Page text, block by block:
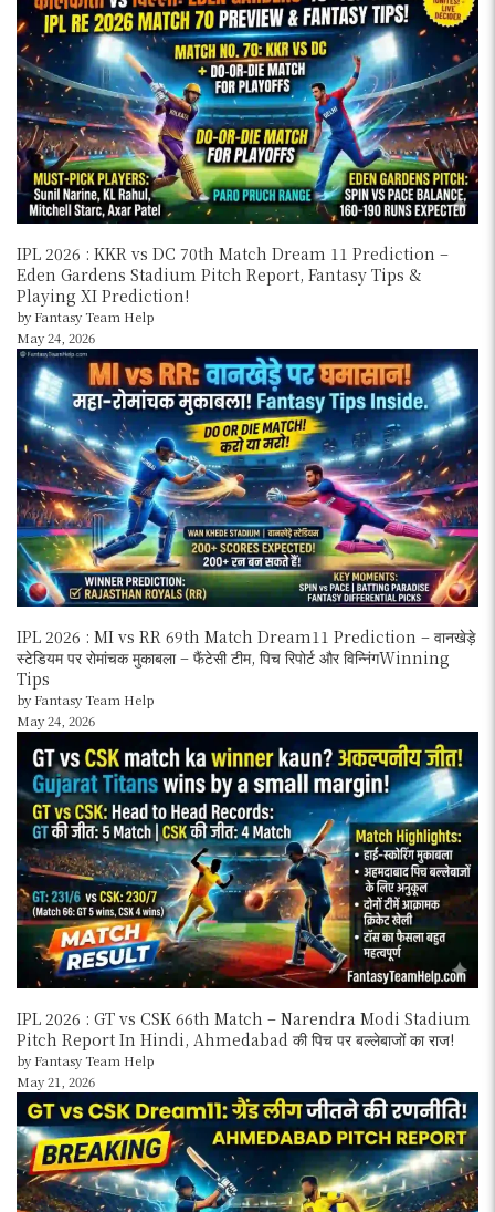
IPL 2026 : KKR vs DC 70th Match Dream 11 Prediction –
Eden Gardens Stadium Pitch Report, Fantasy Tips &
Playing XI Prediction!
by Fantasy Team Help
May 24, 2026
IPL 2026 : MI vs RR 69th Match Dream11 Prediction – वानखेड़े
स्टेडियम पर रोमांचक मुकाबला – फैंटेसी टीम, पिच रिपोर्ट और विन्निंगWinning
Tips
by Fantasy Team Help
May 24, 2026
IPL 2026 : GT vs CSK 66th Match – Narendra Modi Stadium
Pitch Report In Hindi, Ahmedabad की पिच पर बल्लेबाजों का राज!
by Fantasy Team Help
May 21, 2026